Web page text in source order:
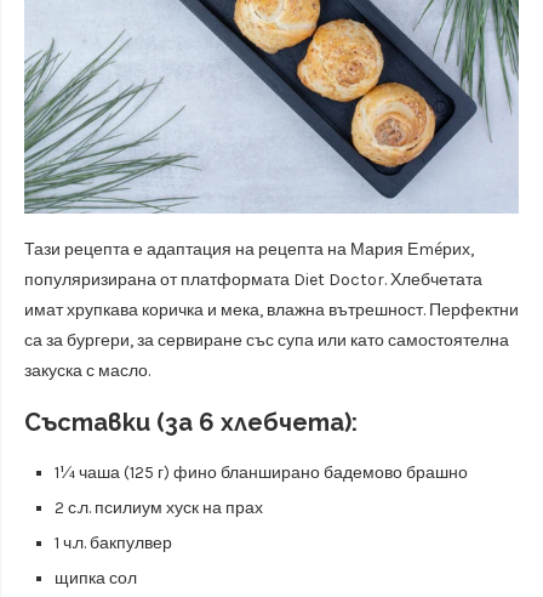
Тази рецепта е адаптация на рецепта на Мария Еméрих,
популяризирана от платформата Diet Doctor. Хлебчетата
имат хрупкава коричка и мека, влажна вътрешност. Перфектни
са за бургери, за сервиране със супа или като самостоятелна
закуска с масло.
Съставки (за 6 хлебчета):
1¼ чаша (125 г) фино бланширано бадемово брашно
2 с.л. псилиум хуск на прах
1 ч.л. бакпулвер
щипка сол